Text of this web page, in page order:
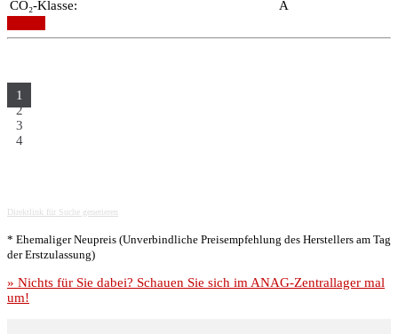
CO₂-Klasse:
A
1
2
3
4
Direktlink für Suche generieren
* Ehemaliger Neupreis (Unverbindliche Preisempfehlung des Herstellers am Tag
der Erstzulassung)
» Nichts für Sie dabei? Schauen Sie sich im ANAG-Zentrallager mal
um!